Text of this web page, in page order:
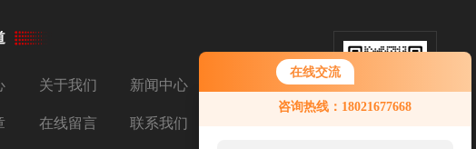
在线交流
咨询热线：18021677668
关于我们 新闻中心
在线留言 联系我们